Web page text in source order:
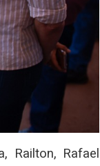
Railton, Rafael